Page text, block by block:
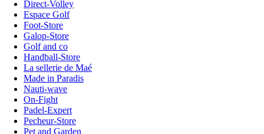
Direct-Volley
Espace Golf
Foot-Store
Galop-Store
Golf and co
Handball-Store
La sellerie de Maé
Made in Paradis
Nauti-wave
On-Fight
Padel-Expert
Pecheur-Store
Pet and Garden